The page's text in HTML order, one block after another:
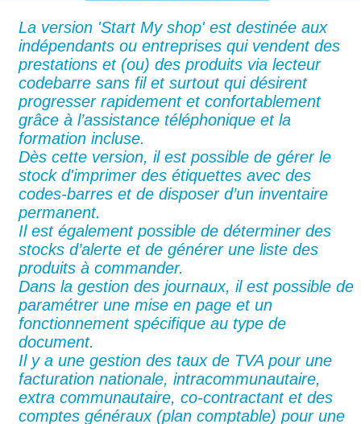
La version 'Start My shop' est destinée aux
indépendants ou entreprises qui vendent des
prestations et (ou) des produits via lecteur
codebarre sans fil et surtout qui désirent
progresser rapidement et confortablement
grâce à l’assistance téléphonique et la
formation incluse.
Dès cette version, il est possible de gérer le
stock d'imprimer des étiquettes avec des
codes-barres et de disposer d’un inventaire
permanent.
Il est également possible de déterminer des
stocks d’alerte et de générer une liste des
produits à commander.
Dans la gestion des journaux, il est possible de
paramétrer une mise en page et un
fonctionnement spécifique au type de
document.
Il y a une gestion des taux de TVA pour une
facturation nationale, intracommunautaire,
extra communautaire, co-contractant et des
comptes généraux (plan comptable) pour une